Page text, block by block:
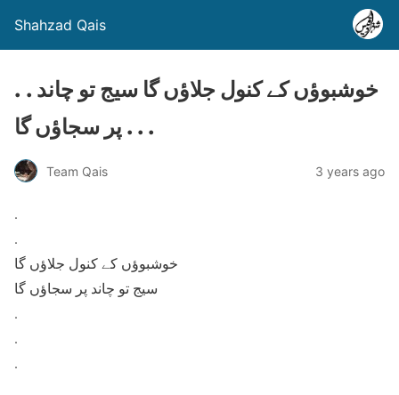
Shahzad Qais
. . خوشبوؤں کے کنول جلاؤں گا سیج تو چاند
پر سجاؤں گا . . .
Team Qais 3 years ago
.
.
خوشبوؤں کے کنول جلاؤں گا
سیج تو چاند پر سجاؤں گا
.
.
.